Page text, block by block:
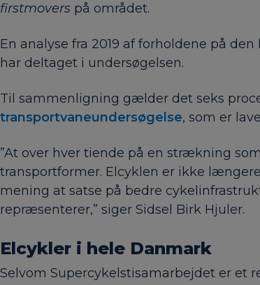
firstmovers på området.
En analyse fra 2019 af forholdene på
har deltaget i undersøgelsen.
Til sammenligning gælder det seks
transportvaneundersøgelse, som er
”At over hver tiende på en strækning
transportformer. Elcyklen er ikke
mening at satse på bedre
repræsenterer,” siger Sidsel Birk Hjuler.
Elcykler i hele Danmark
Selvom Supercykelstisamarbejdet er et